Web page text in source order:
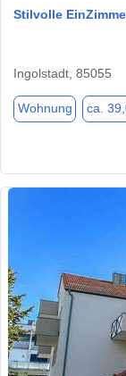
Stilvolle
Ingolstadt, 85055
Wohnung ca.